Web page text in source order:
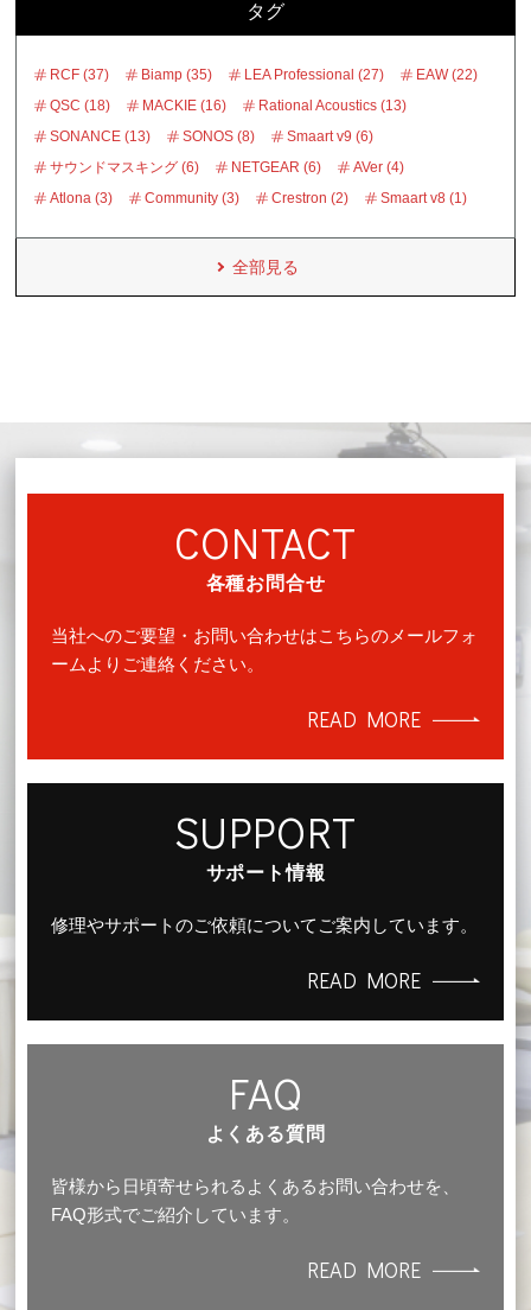
タグ
RCF (37) Biamp (35) LEA Professional (27)
EAW (22)
QSC (18)
MACKIE (16)
Rational Acoustics (13)
SONANCE (13)
SONOS (8)
Smaart v9 (6)
サウンドマスキング (6)
NETGEAR (6)
AVer (4)
Atlona (3)
Community (3) Crestron (2) Smaart v8 (1)
全部見る
CONTACT
各種お問合せ
当社へのご要望・お問い合わせはこちらのメールフォ
ームよりご連絡ください。
READ MORE
SUPPORT
サポート情報
修理やサポートのご依頼についてご案内しています。
READ MORE
FAQ
よくある質問
皆様から日頃寄せられるよくあるお問い合わせを、
FAQ形式でご紹介しています。
READ MORE